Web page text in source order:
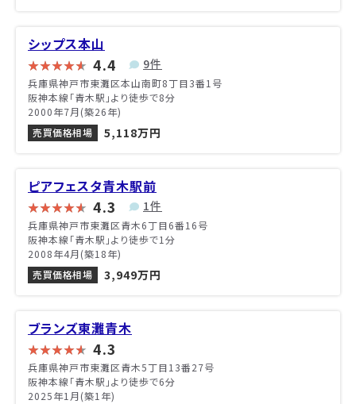
シップス本山
4.4 9件
兵庫県神戸市東灘区本山南町8丁目3番1号
阪神本線「青木駅」より徒歩で8分
2000年7月(築26年)
売買価格相場
5,118万円
ピアフェスタ青木駅前
4.3 1件
兵庫県神戸市東灘区青木6丁目6番16号
阪神本線「青木駅」より徒歩で1分
2008年4月(築18年)
売買価格相場
3,949万円
ブランズ東灘青木
4.3
兵庫県神戸市東灘区青木5丁目13番27号
阪神本線「青木駅」より徒歩で6分
2025年1月(築1年)